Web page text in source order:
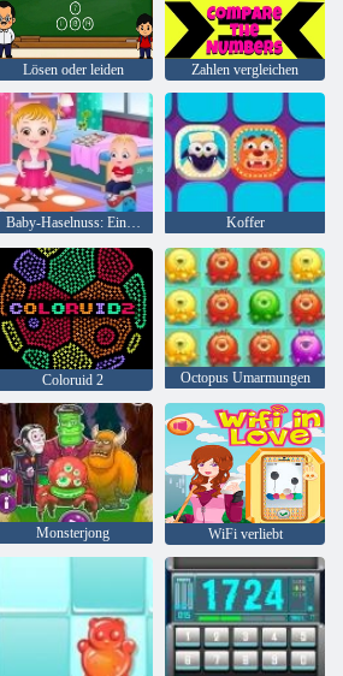
Lösen oder leiden Zahlen vergleichen
Baby-Haselnuss: Ein Tag im Kindergarten Koffer
Coloruid 2 Octopus Umarmungen
Monsterjong WiFi verliebt